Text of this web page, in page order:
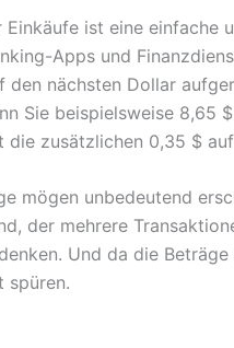
Einkäufe ist eine
Apps und
den nächsten Dollar
Sie beispielsweise 8,65
die zusätzlichen 0,35 $
mögen unbedeutend
der mehrere
Und da die
spüren.